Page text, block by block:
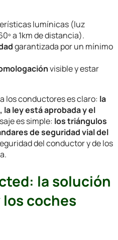
lumínicas (luz
a 1km de distancia).
garantizada por un mínimo
visible y estar
a los conductores es claro: la
ley está aprobada y el
es simple: los triángulos
de seguridad vial del
del conductor y de los
la solución
los coches